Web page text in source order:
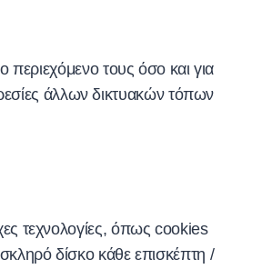
τους όσο και για
άλλων δικτυακών τόπων
τεχνολογίες, όπως cookies
δίσκο κάθε επισκέπτη /